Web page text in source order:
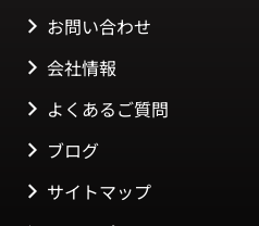
お問い合わせ
会社情報
よくあるご質問
ブログ
サイトマップ